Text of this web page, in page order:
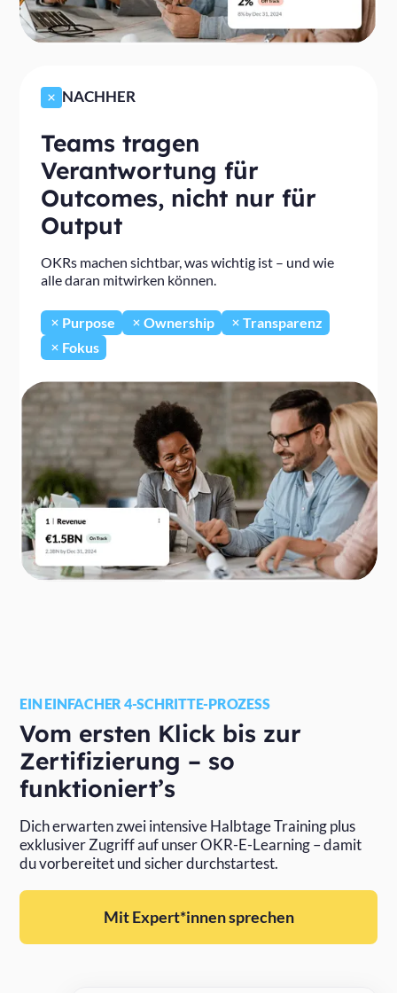
NACHHER
Teams tragen
Verantwortung für
Outcomes, nicht nur für
Output
OKRs machen sichtbar, was wichtig ist – und wie
alle daran mitwirken können.
Purpose Ownership
Transparenz
Fokus
EIN EINFACHER 4-SCHRITTE-PROZESS
Vom ersten Klick bis zur
Zertifizierung – so
funktioniert’s
Dich erwarten zwei intensive Halbtage Training plus
exklusiver Zugriff auf unser OKR-E-Learning – damit
du vorbereitet und sicher durchstartest.
Mit Expert*innen sprechen